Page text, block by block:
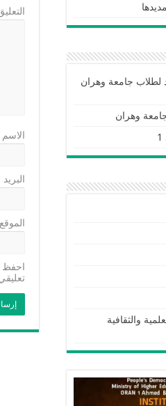
الاسم
احفظ
لطلاب جامعة وهران
وهران
والثقافية